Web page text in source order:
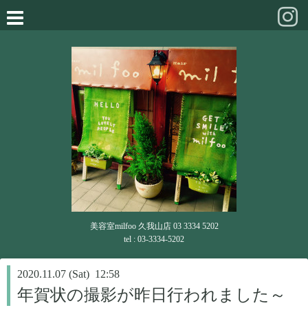
美容室milfoo 久我山店 03 3334 5202
tel : 03-3334-5202
2020.11.07 (Sat) 12:58
年賀状の撮影が昨日行われました～